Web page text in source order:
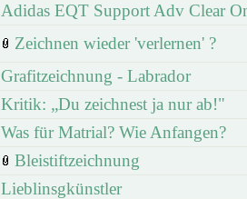
Adidas EQT Support Adv Clear
Zeichnen wieder 'verlernen' ?
Grafitzeichnung - Labrador
Kritik: „Du zeichnest ja nur ab!"
Was für Matrial? Wie Anfangen?
Bleistiftzeichnung
Lieblinsgkünstler